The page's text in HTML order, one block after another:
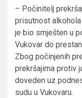
– Počinitelj
prisutnost
je bio smješten u
Vukovar do
Zbog počinjenih
prekršajima protiv
doveden uz
sudu u Vukovaru.